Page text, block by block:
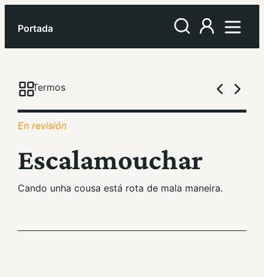
Portada
Termos
En revisión
Escalamouchar
Cando unha cousa está rota de mala maneira.